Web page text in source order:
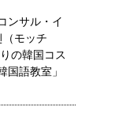
ンサル・イ
（モッチ
の韓国コス
国語教室」